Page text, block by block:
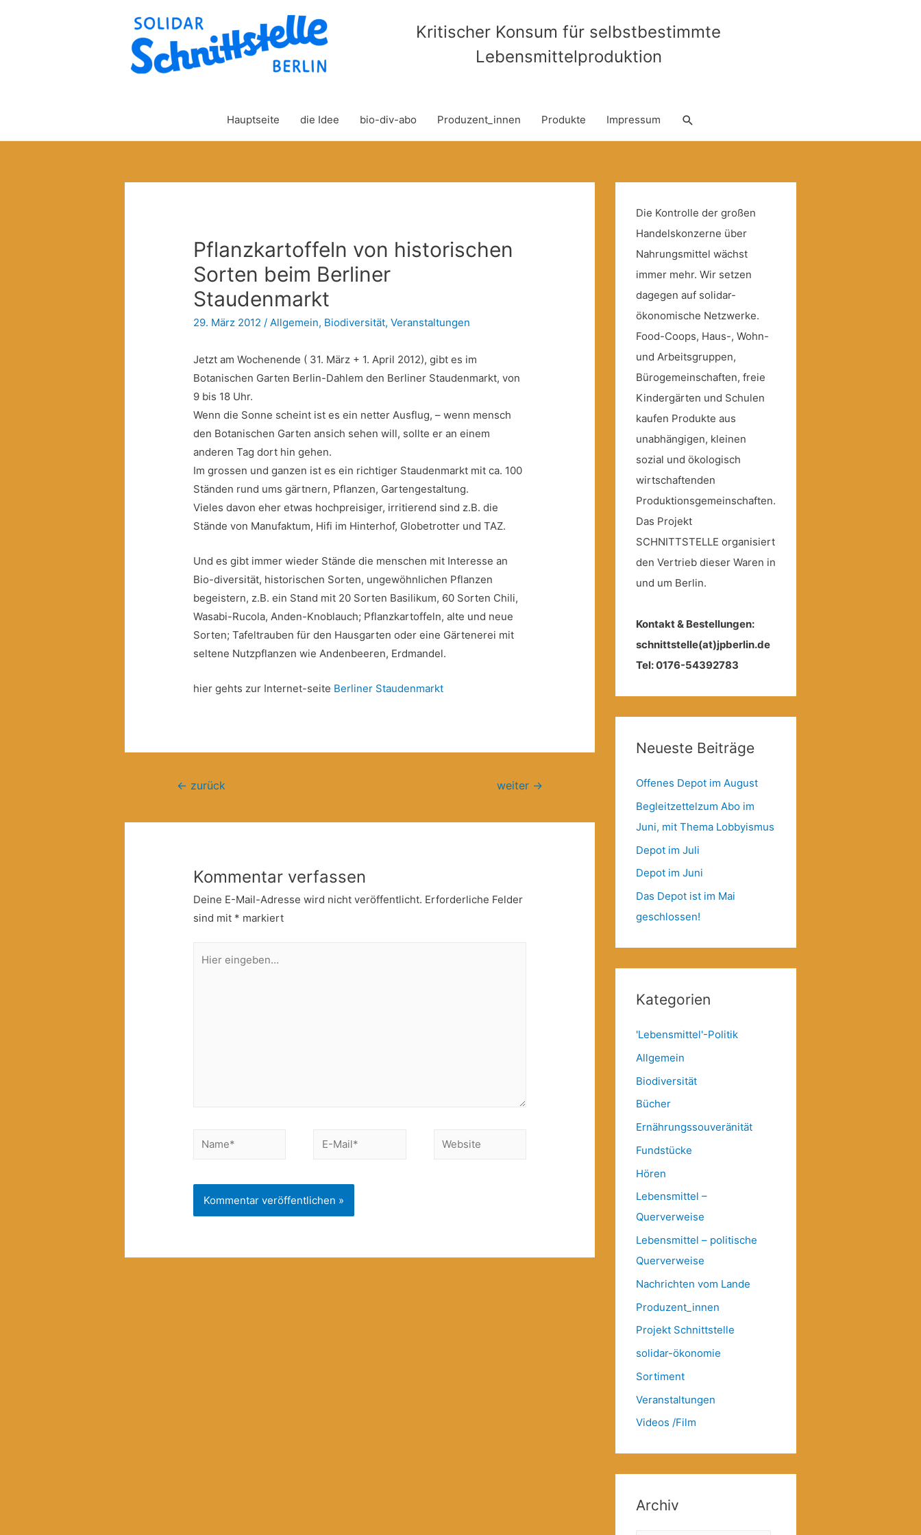
Kritischer Konsum für selbstbestimmte
Lebensmittelproduktion
Hauptseite die Idee bio-div-abo Produzent_innen Produkte Impressum Suche
Pflanzkartoffeln von historischen
Sorten beim Berliner
Staudenmarkt
29. März 2012 /Allgemein, Biodiversität,Veranstaltungen
Jetzt am Wochenende ( 31. März + 1. April 2012), gibt es im
Botanischen Garten Berlin-Dahlem den Berliner Staudenmarkt, von
9 bis 18 Uhr.
Wenn die Sonne scheint ist es ein netter Ausflug, – wenn mensch
den Botanischen Garten ansich sehen will, sollte er an einem
anderen Tag dort hin gehen.
Im grossen und ganzen ist es ein richtiger Staudenmarkt mit ca. 100
Ständen rund ums gärtnern, Pflanzen, Gartengestaltung.
Vieles davon eher etwas hochpreisiger, irritierend sind z.B. die
Stände von Manufaktum, Hifi im Hinterhof, Globetrotter und TAZ.
Und es gibt immer wieder Stände die menschen mit Interesse an
Bio-diversität, historischen Sorten, ungewöhnlichen Pflanzen
begeistern, z.B. ein Stand mit 20 Sorten Basilikum, 60 Sorten Chili,
Wasabi-Rucola, Anden-Knoblauch; Pflanzkartoffeln, alte und neue
Sorten; Tafeltrauben für den Hausgarten oder eine Gärtenerei mit
seltene Nutzpflanzen wie Andenbeeren, Erdmandel.
hier gehts zur Internet-seite Berliner Staudenmarkt
Beitragsnavigation
← zurück weiter →
Kommentar verfassen
Deine E-Mail-Adresse wird nicht veröffentlicht. Erforderliche Felder
sind mit * markiert
eingeben…
Name*
E-
Website
Die Kontrolle der großen
Handelskonzerne über
Nahrungsmittel wächst
immer mehr. Wir setzen
dagegen auf solidar-
ökonomische Netzwerke.
Food-Coops, Haus-, Wohn-
und Arbeitsgruppen,
Bürogemeinschaften, freie
Kindergärten und Schulen
kaufen Produkte aus
unabhängigen, kleinen
sozial und ökologisch
wirtschaftenden
Produktionsgemeinschaften.
Das Projekt
SCHNITTSTELLE organisiert
den Vertrieb dieser Waren in
und um Berlin.
Kontakt & Bestellungen:
schnittstelle(at)jpberlin.de
Tel: 0176-54392783
Neueste Beiträge
Offenes Depot im August
Begleitzettelzum Abo im
Juni, mit Thema Lobbyismus
Depot im Juli
Depot im Juni
Das Depot ist im Mai
geschlossen!
Kategorien
'Lebensmittel'-Politik
Allgemein
Biodiversität
Bücher
Ernährungssouveränität
Fundstücke
Hören
Lebensmittel –
Querverweise
Lebensmittel – politische
Querverweise
Nachrichten vom Lande
Produzent_innen
Projekt Schnittstelle
solidar-ökonomie
Sortiment
Veranstaltungen
Videos /Film
Archiv